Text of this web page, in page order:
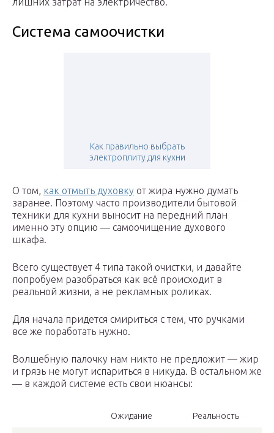
Система самоочистки
Как правильно выбрать
электроплиту для кухни
О том, как отмыть духовку от жира нужно думать
заранее. Поэтому часто производители бытовой
техники для кухни выносит на передний план
именно эту опцию — самоочищение духового
шкафа.
Всего существует 4 типа такой очистки, и давайте
попробуем разобраться как всё происходит в
реальной жизни, а не рекламных роликах.
Для начала придется смириться с тем, что ручками
все же поработать нужно.
Волшебную палочку нам никто не предложит — жир
и грязь не могут испариться в никуда. В остальном же
— в каждой системе есть свои нюансы:
Ожидание Реальность